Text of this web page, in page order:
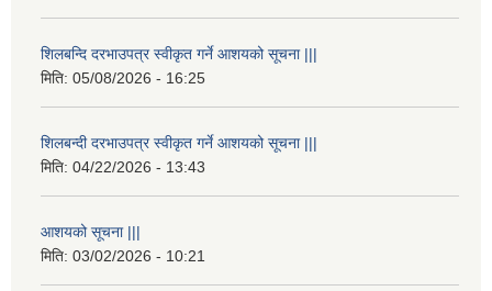
शिलबन्दि दरभाउपत्र स्वीकृत गर्ने आशयको सूचना |||
मिति: 05/08/2026 - 16:25
शिलबन्दी दरभाउपत्र स्वीकृत गर्ने आशयको सूचना |||
मिति: 04/22/2026 - 13:43
आशयको सूचना |||
मिति: 03/02/2026 - 10:21